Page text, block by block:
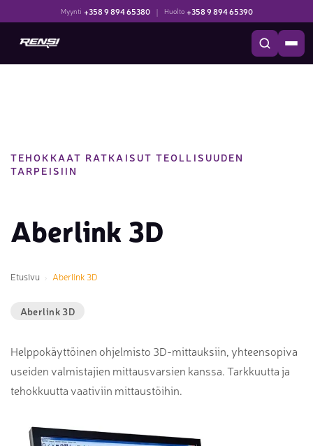
Myynti +358 9 894 65380 | Huolto +358 9 894 65390
TEHOKKAAT RATKAISUT TEOLLISUUDEN
TARPEISIIN
Aberlink 3D
Etusivu Aberlink 3D
Aberlink 3D
Helppokäyttöinen ohjelmisto 3D-mittauksiin, yhteensopiva
useiden valmistajien mittausvarsien kanssa. Tarkkuutta ja
tehokkuutta vaativiin mittaustöihin.